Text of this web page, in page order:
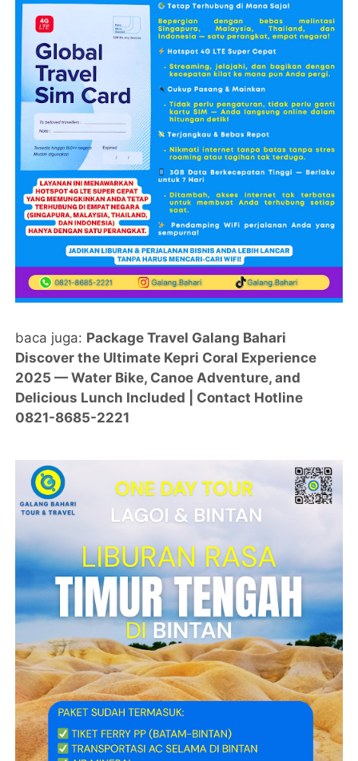
baca juga: Package Travel Galang Bahari
Discover the Ultimate Kepri Coral Experience
2025 — Water Bike, Canoe Adventure, and
Delicious Lunch Included | Contact Hotline
0821-8685-2221